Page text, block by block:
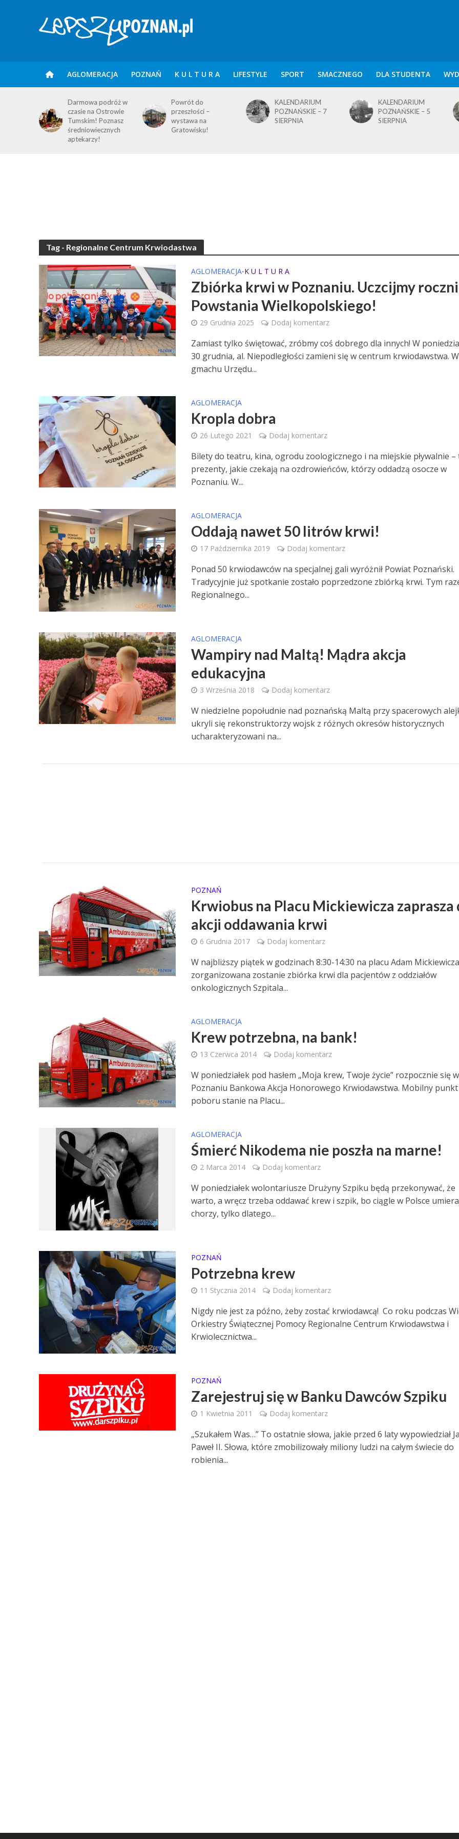
AGLOMERACJA POZNAŃ K U L T U R A LIFESTYLE SPORT SMACZNEGO DLA STUDENTA
Darmowa podróż w
czasie na Ostrowie
Tumskim! Poznasz
średniowiecznych
aptekarzy!
Powrót do
przeszłości –
wystawa na
Gratowisku!
KALENDARIUM
POZNAŃSKIE – 7
SIERPNIA
KALENDARIUM
POZNAŃSKIE – 5
SIERPNIA
Tag - Regionalne Centrum Krwiodastwa
AGLOMERACJA•K U L T U R A
Zbiórka krwi w Poznaniu. Uczcijmy
Powstania Wielkopolskiego!
29 Grudnia 2025 Dodaj komentarz
Zamiast tylko świętować, zróbmy coś dobrego dla innych! W
30 grudnia, al. Niepodległości zamieni się w centrum krwiodawstwa. W
gmachu Urzędu...
AGLOMERACJA
Kropla dobra
26 Lutego 2021 Dodaj komentarz
Bilety do teatru, kina, ogrodu zoologicznego i na miejskie pływalnie –
prezenty, jakie czekają na ozdrowieńców, którzy oddadzą osocze w
Poznaniu. W...
AGLOMERACJA
Oddają nawet 50 litrów krwi!
17 Października 2019 Dodaj komentarz
Ponad 50 krwiodawców na specjalnej gali wyróżnił Powiat Poznański.
Tradycyjnie już spotkanie zostało poprzedzone zbiórką krwi. Tym
Regionalnego...
AGLOMERACJA
Wampiry nad Maltą! Mądra akcja
edukacyjna
3 Września 2018 Dodaj komentarz
W niedzielne popołudnie nad poznańską Maltą przy spacerowych
ukryli się rekonstruktorzy wojsk z różnych okresów historycznych
ucharakteryzowani na...
POZNAŃ
Krwiobus na Placu Mickiewicza zaprasza
akcji oddawania krwi
6 Grudnia 2017 Dodaj komentarz
W najbliższy piątek w godzinach 8:30-14:30 na placu Adam Mickiewicza
zorganizowana zostanie zbiórka krwi dla pacjentów z oddziałów
onkologicznych Szpitala...
AGLOMERACJA
Krew potrzebna, na bank!
13 Czerwca 2014 Dodaj komentarz
W poniedziałek pod hasłem „Moja krew, Twoje życie” rozpocznie się w
Poznaniu Bankowa Akcja Honorowego Krwiodawstwa. Mobilny punkt
poboru stanie na Placu...
AGLOMERACJA
Śmierć Nikodema nie poszła na marne!
2 Marca 2014 Dodaj komentarz
W poniedziałek wolontariusze Drużyny Szpiku będą przekonywać, że
warto, a wręcz trzeba oddawać krew i szpik, bo ciągle w Polsce
chorzy, tylko dlatego...
POZNAŃ
Potrzebna krew
11 Stycznia 2014 Dodaj komentarz
Nigdy nie jest za późno, żeby zostać krwiodawcą! Co roku podczas
Orkiestry Świątecznej Pomocy Regionalne Centrum Krwiodawstwa i
Krwiolecznictwa...
POZNAŃ
Zarejestruj się w Banku Dawców Szpiku
1 Kwietnia 2011 Dodaj komentarz
„Szukałem Was…” To ostatnie słowa, jakie przed 6 laty wypowiedział
Paweł II. Słowa, które zmobilizowały miliony ludzi na całym świecie do
robienia...